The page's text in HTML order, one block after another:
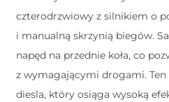
czterodrzwiowy z silnikiem o
i manualną skrzynią biegów.
napęd na przednie koła, co
z wymagającymi drogami.
diesla, który osiąga wysoką